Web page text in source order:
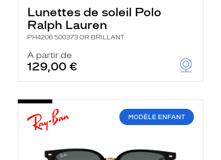
Lunettes de soleil Polo
Ralph Lauren
PH4206 500373 OR BRILLANT
À partir de
129,00 €
MODÈLE ENFANT